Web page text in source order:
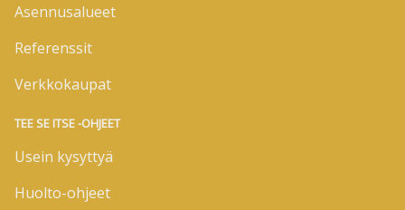
Asennusalueet
Referenssit
Verkkokaupat
TEE SE ITSE -OHJEET
Usein kysyttyä
Huolto-ohjeet